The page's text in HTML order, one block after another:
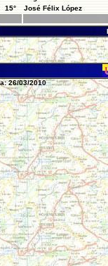
15°
José Félix López
26/03/2010